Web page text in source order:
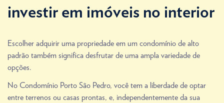
investir em imóveis no interior
Escolher adquirir uma propriedade em um condomínio de alto
padrão também significa desfrutar de uma ampla variedade de
opções.
No Condomínio Porto São Pedro, você tem a liberdade de optar
entre terrenos ou casas prontas, e, independentemente da sua